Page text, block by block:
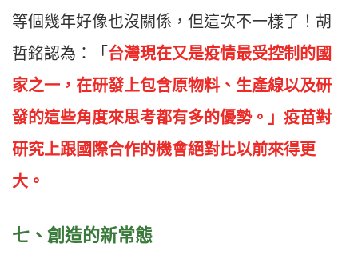
等個幾年好像也沒關係，但這次不一樣了！胡
哲銘認為：「 台灣現在又是疫情最受控制的國
家之一，在研發上包含原物料、生產線以及研
發的這些角度來思考都有多的優勢。」疫苗對
研究上跟國際合作的機會絕對比以前來得更
大。
七、 創造的新常態